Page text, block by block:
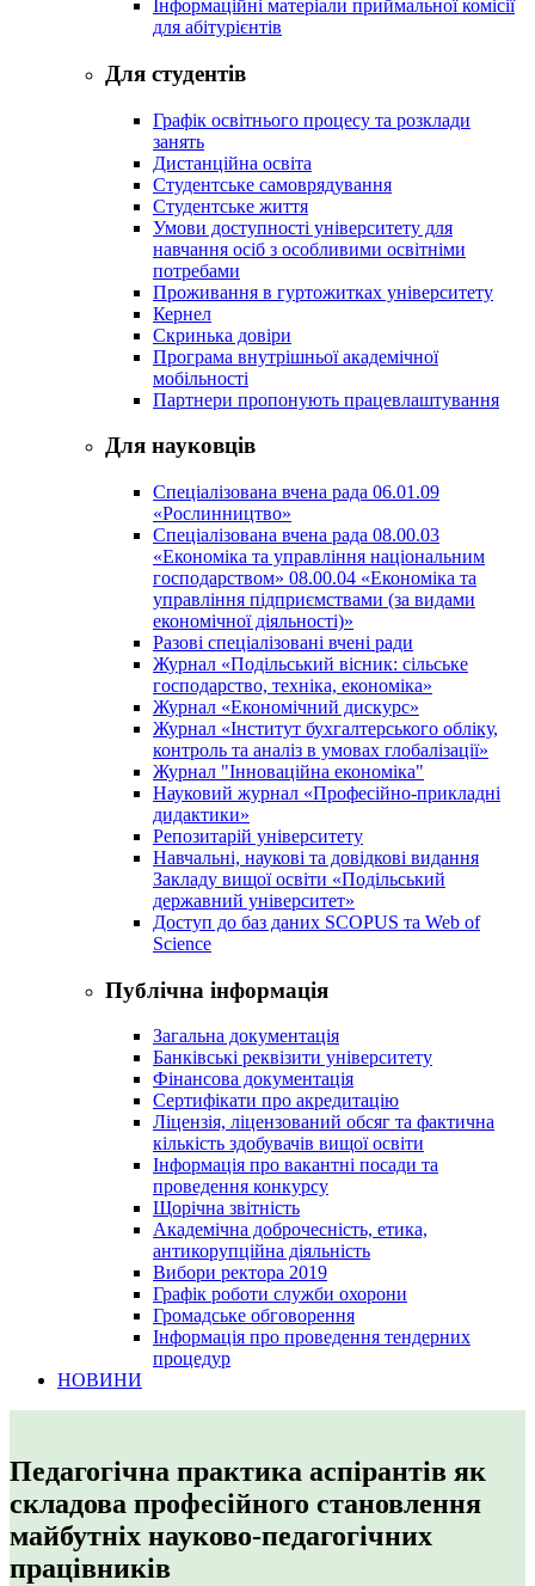
Інформаційні матеріали приймальної комісії
для абітурієнтів
Для студентів
Графік освітнього процесу та розклади
занять
Дистанційна освіта
Студентське самоврядування
Студентське життя
Умови доступності університету для
навчання осіб з особливими освітніми
потребами
Проживання в гуртожитках університету
Кернел
Скринька довіри
Програма внутрішньої академічної
мобільності
Партнери пропонують працевлаштування
Для науковців
Спеціалізована вчена рада 06.01.09
«Рослинництво»
Спеціалізована вчена рада 08.00.03
«Економіка та управління національним
господарством» 08.00.04 «Економіка та
управління підприємствами (за видами
економічної діяльності)»
Разові спеціалізовані вчені ради
Журнал «Подільський вісник: сільське
господарство, техніка, економіка»
Журнал «Економічний дискурс»
Журнал «Інститут бухгалтерського обліку,
контроль та аналіз в умовах глобалізації»
Журнал "Інноваційна економіка"
Науковий журнал «Професійно-прикладні
дидактики»
Репозитарій університету
Навчальні, наукові та довідкові видання
Закладу вищої освіти «Подільський
державний університет»
Доступ до баз даних SCOPUS та Web of
Science
Публічна інформація
Загальна документація
Банківські реквізити університету
Фінансова документація
Сертифікати про акредитацію
Ліцензія, ліцензований обсяг та фактична
кількість здобувачів вищої освіти
Інформація про вакантні посади та
проведення конкурсу
Щорічна звітність
Академічна доброчесність, етика,
антикорупційна діяльність
Вибори ректора 2019
Графік роботи служби охорони
Громадське обговорення
Інформація про проведення тендерних
процедур
НОВИНИ
Педагогічна практика аспірантів як
складова професійного становлення
майбутніх науково-педагогічних
працівників